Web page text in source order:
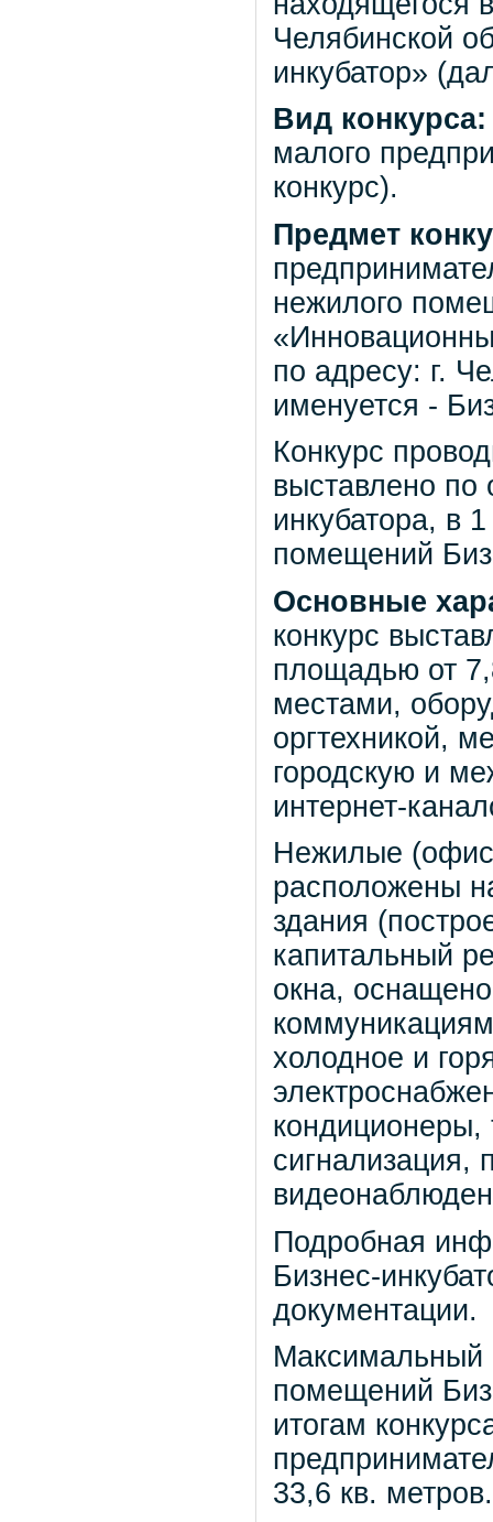
Челябинской
инкубатор»
Вид конкурса:
малого
конкурс).
Предмет
нежилого
по адресу: г.
именуется -
Конкурс
выставлено
инкубатора, в
помещений
Основные
конкурс
площадью от
местами,
оргтехникой,
городскую и
интернет-
Нежилые
расположены
здания
капитальный
окна,
холодное и
сигнализация,
Подробная
Бизнес-
документации.
помещений
итогам
33,6 кв. метров.